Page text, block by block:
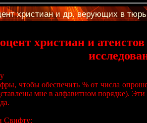
христиан и др. верующих в
христиан и
чтобы обеспечить % от числа
мне в алфавитном порядке).
Свифту: